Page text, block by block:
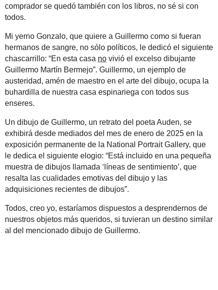
comprador se quedó también con los libros, no sé si con
todos.
Mi yerno Gonzalo, que quiere a Guillermo como si fueran
hermanos de sangre, no sólo políticos, le dedicó el siguiente
chascarrillo: “En esta casa no vivió el excelso dibujante
Guillermo Martín Bermejo”. Guillermo, un ejemplo de
austeridad, amén de maestro en el arte del dibujo, ocupa la
buhardilla de nuestra casa espinariega con todos sus
enseres.
Un dibujo de Guillermo, un retrato del poeta Auden, se
exhibirá desde mediados del mes de enero de 2025 en la
exposición permanente de la National Portrait Gallery, que
le dedica el siguiente elogio: “Está incluido en una pequeña
muestra de dibujos llamada ‘líneas de sentimiento’, que
resalta las cualidades emotivas del dibujo y las
adquisiciones recientes de dibujos”.
Todos, creo yo, estaríamos dispuestos a desprendernos de
nuestros objetos más queridos, si tuvieran un destino similar
al del mencionado dibujo de Guillermo.